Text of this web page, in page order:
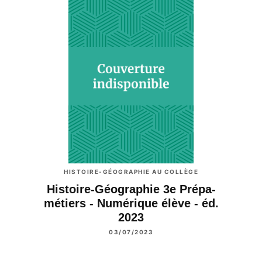
HISTOIRE-GÉOGRAPHIE AU COLLÈGE
Histoire-Géographie 3e Prépa-
métiers - Numérique élève - éd.
2023
03/07/2023